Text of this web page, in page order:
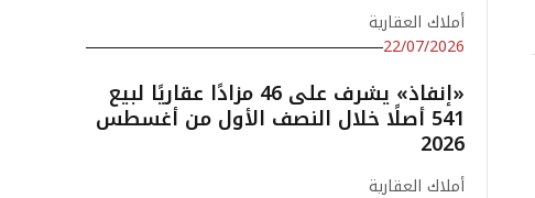
أملاك العقارية
22/07/2026
«إنفاذ» يشرف على 46 مزادًا عقاريًا لبيع
541 أصلًا خلال النصف الأول من أغسطس
2026
أملاك العقارية